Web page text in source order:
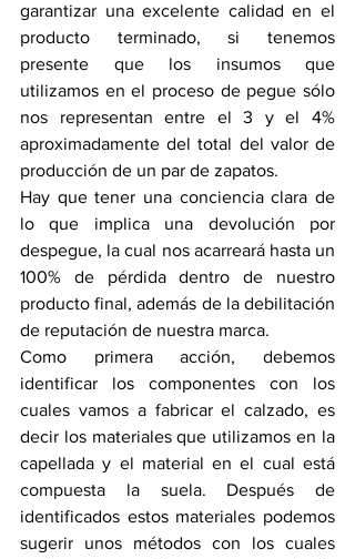
garantizar una excelente calidad en el
producto terminado, si tenemos
presente que los insumos que
utilizamos en el proceso de pegue sólo
nos representan entre el 3 y el 4%
aproximadamente del total del valor de
producción de un par de zapatos.
Hay que tener una conciencia clara de
lo que implica una devolución por
despegue, la cual nos acarreará hasta un
100% de pérdida dentro de nuestro
producto final, además de la debilitación
de reputación de nuestra marca.
Como primera acción, debemos
identificar los componentes con los
cuales vamos a fabricar el calzado, es
decir los materiales que utilizamos en la
capellada y el material en el cual está
compuesta la suela. Después de
identificados estos materiales podemos
sugerir unos métodos con los cuales